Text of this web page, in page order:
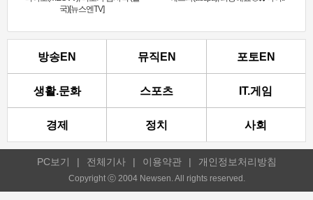
국)[뉴스엔TV]
방송EN 뮤직EN 포토EN
생활.문화 스포츠 IT.게임
경제 정치 사회
PC보기 | 전체기사 | 이용약관 | 개인정보처리방침
Copyright ⓒ 2004 Newsen. All rights reserved.